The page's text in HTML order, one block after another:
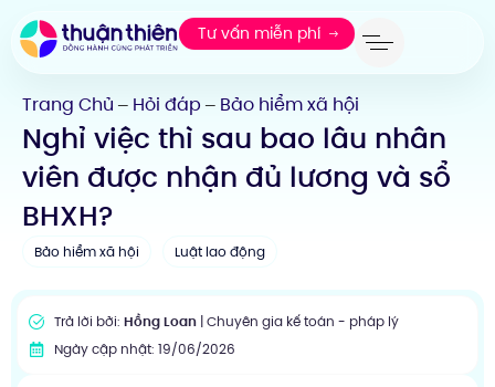
Tư vấn miễn phí
Trang Chủ — Hỏi đáp — Bảo hiểm xã hội
Nghỉ việc thì sau bao lâu nhân
viên được nhận đủ lương và sổ
BHXH?
Bảo hiểm xã hội Luật lao động
Trả lời bởi: Hồng Loan| Chuyên gia kế toán - pháp lý
Ngày cập nhật: 19/06/2026